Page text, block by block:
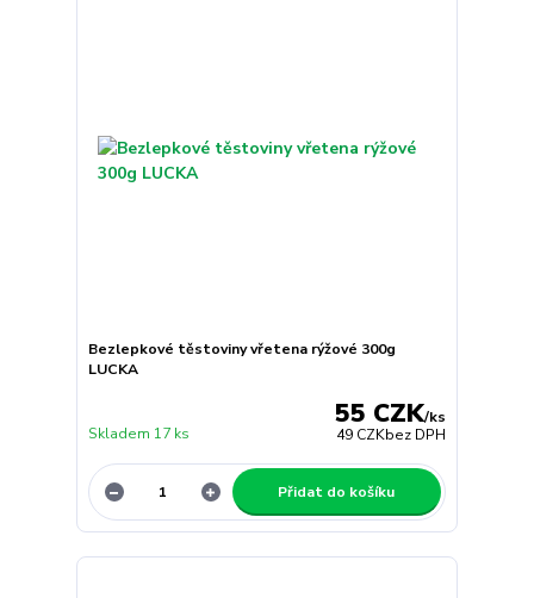
Bezlepkové těstoviny vřetena rýžové 300g
LUCKA
55 CZK/ks
49 CZKbez DPH
Skladem 17 ks
Přidat do košíku